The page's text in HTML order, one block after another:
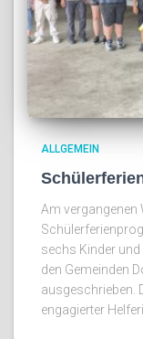
ALLGEMEIN
Am vergangenen
sechs Kinder
den Gemeinden
ausgeschrieben.
engagierter